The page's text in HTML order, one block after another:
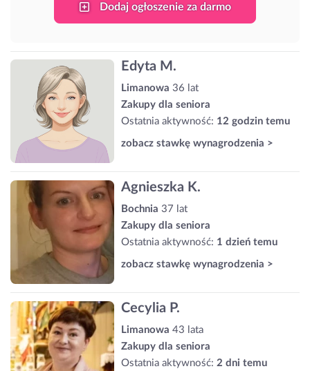
Dodaj ogłoszenie za darmo
Edyta M.
Limanowa 36 lat
Zakupy dla seniora
Ostatnia aktywność: 12 godzin temu
zobacz stawkę wynagrodzenia >
Agnieszka K.
Bochnia 37 lat
Zakupy dla seniora
Ostatnia aktywność: 1 dzień temu
zobacz stawkę wynagrodzenia >
Cecylia P.
Limanowa 43 lata
Zakupy dla seniora
Ostatnia aktywność: 2 dni temu